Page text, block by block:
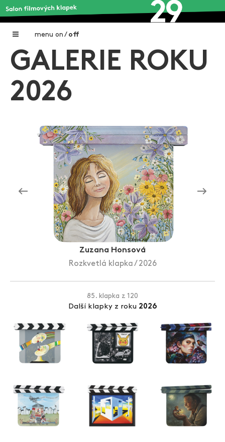
menu on / off
Home
Galerie filmových klapek
O projektu
Aktuální výstavy
Aukce filmových klapek
Aktuality
Zlín Film Festival
GALERIE ROKU
2026
Zuzana Honsová
Rozkvetlá klapka / 2026
85. klapka z 120
Další klapky z roku 2026